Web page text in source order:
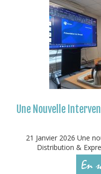
Une Nouvelle
21 Janvier 2026 Une
Distribution &
En